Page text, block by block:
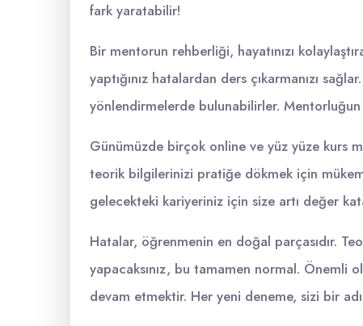
fark yaratabilir!
Bir mentorun rehberliği, hayatınızı
yaptığınız hatalardan ders çıkarmanızı
yönlendirmelerde bulunabilirler. Mentorluğun
Günümüzde birçok online ve yüz yüze kurs
teorik bilgilerinizi pratiğe dökmek için
gelecekteki kariyeriniz için size artı değer
Hatalar, öğrenmenin en doğal parçasıdır.
yapacaksınız, bu tamamen normal. Önemli
devam etmektir. Her yeni deneme, sizi bir